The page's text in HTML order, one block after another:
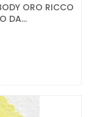
ORO RICCO
DA...